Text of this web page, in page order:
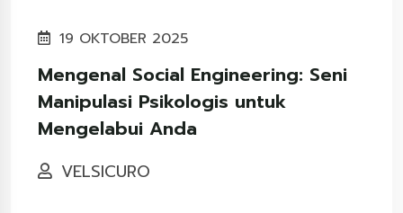
19 OKTOBER 2025
Mengenal Social Engineering: Seni
Manipulasi Psikologis untuk
Mengelabui Anda
VELSICURO